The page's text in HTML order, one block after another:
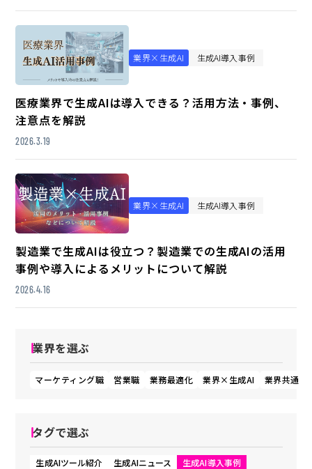
業界×生成AI 生成AI導入事例
医療業界で生成AIは導入できる？活用方法・事例、
注意点を解説
2026.3.19
業界×生成AI 生成AI導入事例
製造業で生成AIは役立つ？製造業での生成AIの活用
事例や導入によるメリットについて解説
2026.4.16
業界を選ぶ
マーケティング職 営業職 業務最適化 業界×生成AI 業界共通
タグで選ぶ
生成AIツール紹介 生成AIニュース
生成AI導入事例